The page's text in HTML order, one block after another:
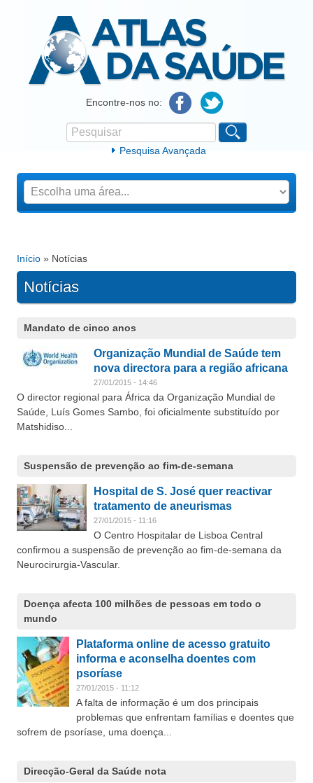
Atlas da SaúdeEncontre-nos no:
Formulário de procura
Pesquisar
Pesquisa Avançada
Está aqui
Início » Notícias
Notícias
Mandato de cinco anos
Organização Mundial de Saúde tem
nova directora para a região africana
27/01/2015 - 14:46
O director regional para África da Organização Mundial de
Saúde, Luís Gomes Sambo, foi oficialmente substituído por
Matshidiso...
Suspensão de prevenção ao fim-de-semana
Hospital de S. José quer reactivar
tratamento de aneurismas
27/01/2015 - 11:16
O Centro Hospitalar de Lisboa Central
confirmou a suspensão de prevenção ao fim-de-semana da
Neurocirurgia-Vascular.
Doença afecta 100 milhões de pessoas em todo o
mundo
Plataforma online de acesso gratuito
informa e aconselha doentes com
psoríase
27/01/2015 - 11:12
A falta de informação é um dos principais
problemas que enfrentam famílias e doentes que
sofrem de psoríase, uma doença...
Direcção-Geral da Saúde nota